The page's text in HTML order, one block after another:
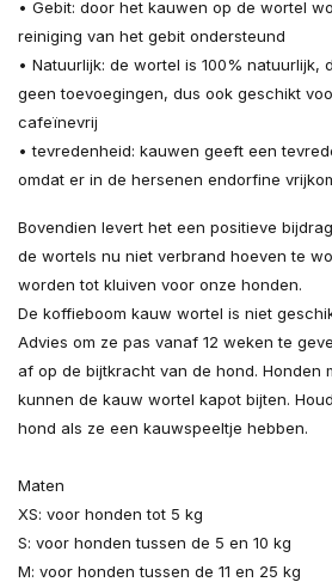
• Gebit: door het kauwen op de wortel
reiniging van het gebit ondersteund
• Natuurlijk: de wortel is 100% natuurlijk,
geen toevoegingen, dus ook geschikt
cafeïnevrij
• tevredenheid: kauwen geeft een
omdat er in de hersenen endorfine
Bovendien levert het een positieve
de wortels nu niet verbrand hoeven te
worden tot kluiven voor onze honden.
De koffieboom kauw wortel is niet
Advies om ze pas vanaf 12 weken te
af op de bijtkracht van de hond. Honden
kunnen de kauw wortel kapot bijten.
hond als ze een kauwspeeltje hebben.
Maten
XS: voor honden tot 5 kg
S: voor honden tussen de 5 en 10 kg
M: voor honden tussen de 11 en 25 kg